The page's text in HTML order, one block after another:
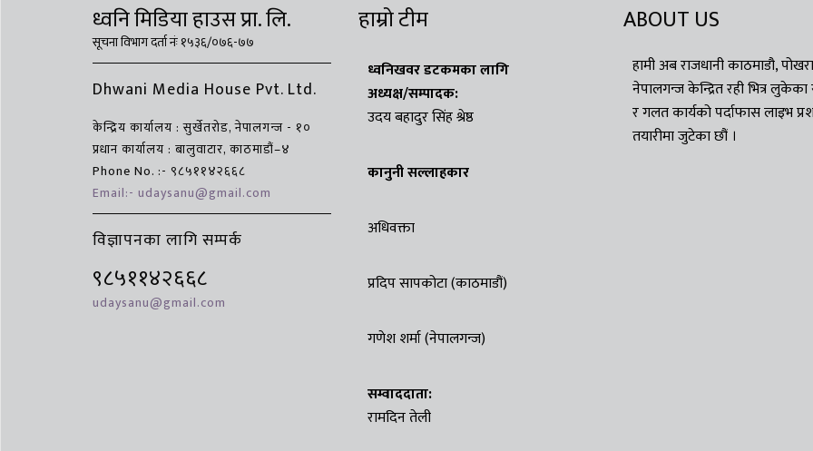
ध्वनि मिडिया हाउस प्रा. लि.
सूचना विभाग दर्ता नंः १५३६/०७६-७७
Dhwani Media House Pvt. Ltd.
केन्द्रिय कार्यालय : सुर्खेतरोड, नेपालगन्ज - १०
प्रधान कार्यालय : बालुवाटार, काठमाडौं–४
Phone No. :- ९८५११४२६६८
Email:- udaysanu@gmail.com
विज्ञापनका लागि सम्पर्क
९८५११४२६६८
udaysanu@gmail.com
हाम्रो टीम
ध्वनिखवर डटकमका लागि
अध्यक्ष/सम्पादक:
उदय बहादुर सिंह श्रेष्ठ
कानुनी सल्लाहकार
अधिवक्ता
प्रदिप सापकोटा (काठमाडौं)
गणेश शर्मा (नेपालगन्ज)
सम्वाददाता:
रामदिन तेली
ABOUT US
हामी अब राजधानी काठमाडौ,
नेपालगन्ज केन्द्रित रही भित्र
र गलत कार्यको पर्दाफास लाइभ
तयारीमा जुटेका छौं ।